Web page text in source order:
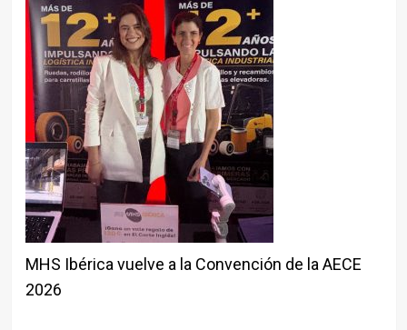
MHS Ibérica vuelve a la Convención de la AECE
2026